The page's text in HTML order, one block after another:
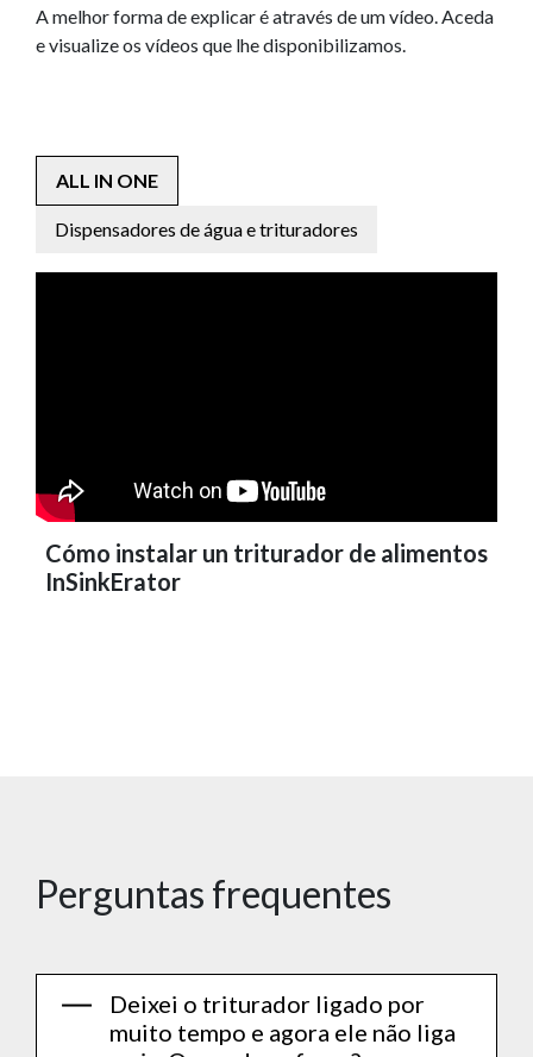
A melhor forma de explicar é através de um vídeo. Aceda
e visualize os vídeos que lhe disponibilizamos.
ALL IN ONE
Dispensadores de água e trituradores
Cómo instalar un triturador de alimentos
InSinkErator
Perguntas frequentes
Deixei o triturador ligado por
muito tempo e agora ele não liga